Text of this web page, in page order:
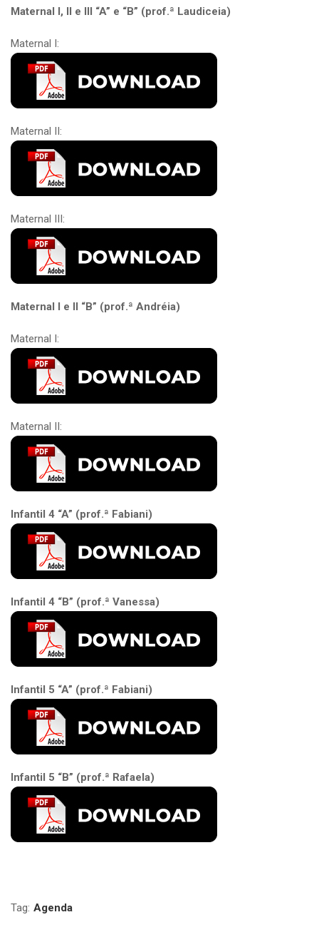
Maternal I, II e III “A” e “B” (prof.ª Laudiceia)
Maternal I:
Maternal II:
Maternal III:
Maternal I e II “B” (prof.ª Andréia)
Maternal I:
Maternal II:
Infantil 4 “A” (prof.ª Fabiani)
Infantil 4 “B” (prof.ª Vanessa)
Infantil 5 “A” (prof.ª Fabiani)
Infantil 5 “B” (prof.ª Rafaela)
Tag: Agenda